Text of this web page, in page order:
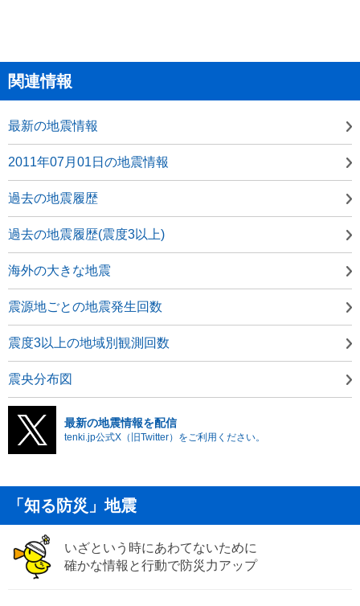
関連情報
最新の地震情報
2011年07月01日の地震情報
過去の地震履歴
過去の地震履歴(震度3以上)
海外の大きな地震
震源地ごとの地震発生回数
震度3以上の地域別観測回数
震央分布図
最新の地震情報を配信
tenki.jp公式X（旧Twitter）をご利用ください。
「知る防災」地震
いざという時にあわてないために
確かな情報と行動で防災力アップ